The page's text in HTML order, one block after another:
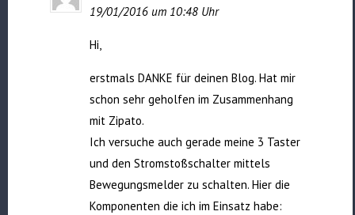
19/01/2016 um 10:48 Uhr
Hi,
erstmals DANKE für deinen Blog. Hat mir
schon sehr geholfen im Zusammenhang
mit Zipato.
Ich versuche auch gerade meine 3 Taster
und den Stromstoßschalter mittels
Bewegungsmelder zu schalten. Hier die
Komponenten die ich im Einsatz habe: